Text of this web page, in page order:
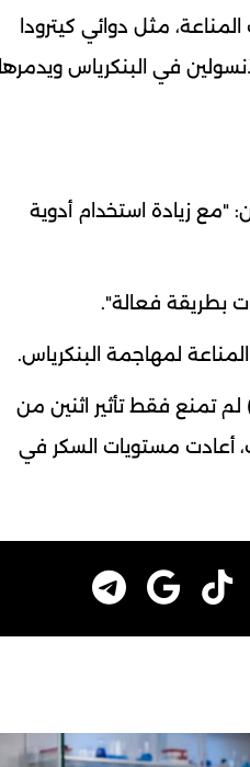
المناعة، مثل دوائي كيترودا
في البنكرياس ويدمرها
"مع زيادة استخدام أدوية
بطريقة فعالة".
لمهاجمة البنكرياس.
تمنع فقط تأثير اثنين من
أعادت مستويات السكر في